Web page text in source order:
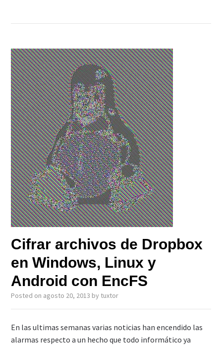
Cifrar archivos de Dropbox
en Windows, Linux y
Android con EncFS
Posted on agosto 20, 2013 by tuxtor
En las ultimas semanas varias noticias han encendido las
alarmas respecto a un hecho que todo informático ya